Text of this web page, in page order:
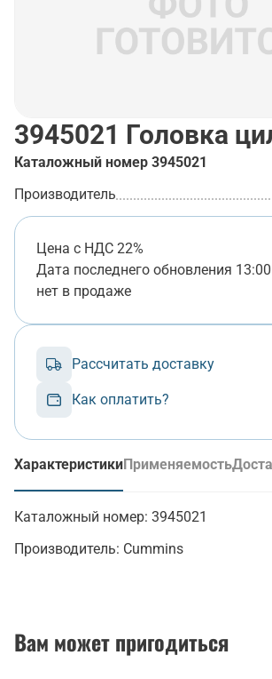
3945021 Головка
Каталожный номер 3945021
Производитель
Цена с НДС 22%
Дата последнего обновления
нет в продаже
Рассчитать доставку
Как оплатить?
Характеристики
(активная вкладка)
Применяемость
Каталожный номер: 3945021
Производитель: Cummins
Вам может пригодиться